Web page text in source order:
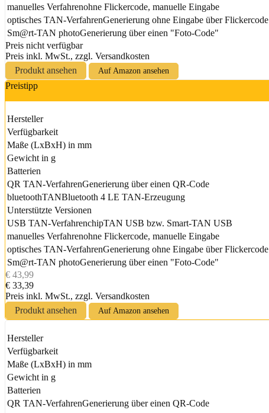
manuelles Verfahrenohne Flickercode, manuelle Eingabe
optisches TAN-VerfahrenGenerierung ohne Eingabe über Flickercode
Sm@rt-TAN photoGenerierung über einen "Foto-Code"
Preis nicht verfügbar
Preis inkl. MwSt., zzgl. Versandkosten
Produkt ansehen
Auf Amazon ansehen
Preistipp
Hersteller
Verfügbarkeit
Maße (LxBxH) in mm
Gewicht in g
Batterien
QR TAN-VerfahrenGenerierung über einen QR-Code
bluetoothTANBluetooth 4 LE TAN-Erzeugung
Unterstützte Versionen
USB TAN-VerfahrenchipTAN USB bzw. Smart-TAN USB
manuelles Verfahrenohne Flickercode, manuelle Eingabe
optisches TAN-VerfahrenGenerierung ohne Eingabe über Flickercode
Sm@rt-TAN photoGenerierung über einen "Foto-Code"
€ 43,99
€ 33,39
Preis inkl. MwSt., zzgl. Versandkosten
Produkt ansehen
Auf Amazon ansehen
Hersteller
Verfügbarkeit
Maße (LxBxH) in mm
Gewicht in g
Batterien
QR TAN-VerfahrenGenerierung über einen QR-Code